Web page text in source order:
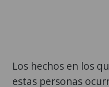
Los hechos en los
estas personas